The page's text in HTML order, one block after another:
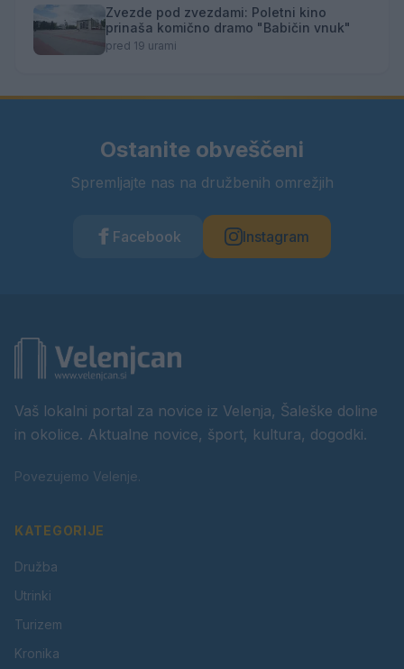
Zvezde pod zvezdami: Poletni kino
prinaša komično dramo "Babičin vnuk"
pred 19 urami
Ostanite obveščeni
Spremljajte nas na družbenih omrežjih
Facebook Instagram
Vaš lokalni portal za novice iz Velenja, Šaleške doline
in okolice. Aktualne novice, šport, kultura, dogodki.
Povezujemo Velenje.
KATEGORIJE
Družba
Utrinki
Turizem
Kronika